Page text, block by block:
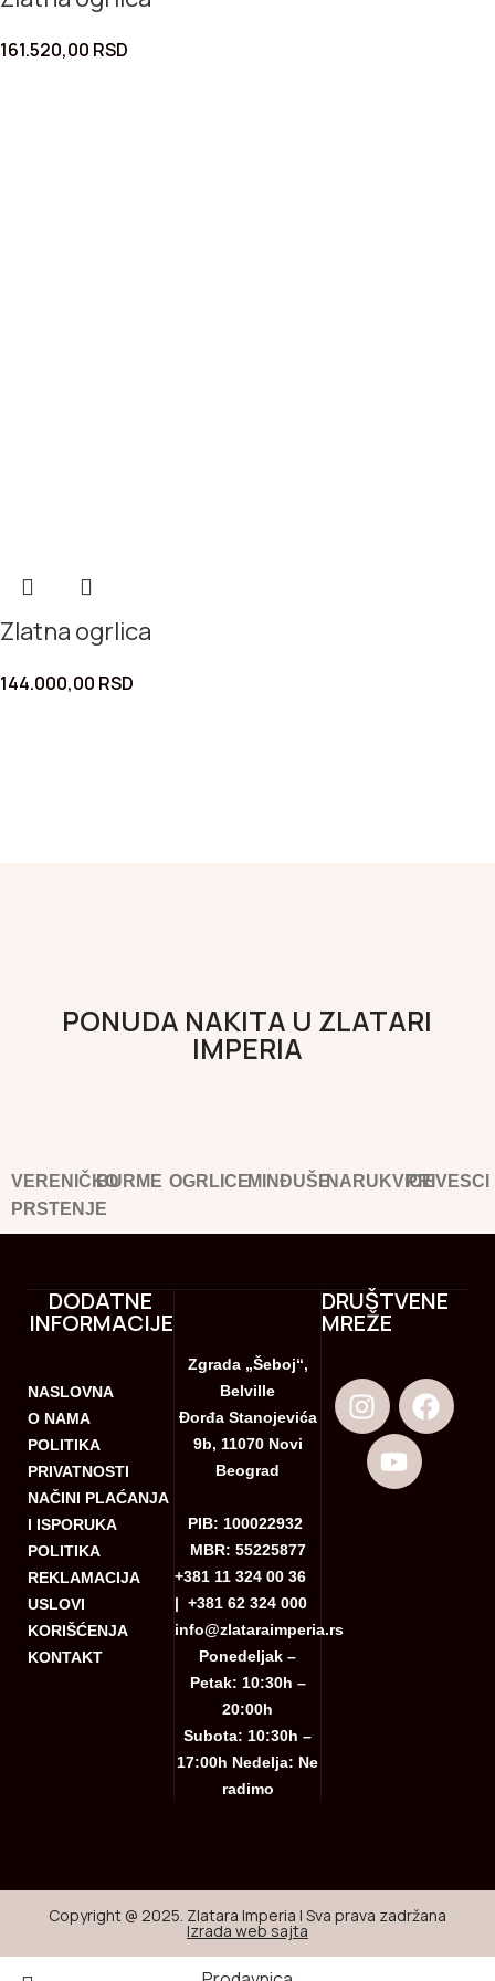
161.520,00 RSD
Zlatna ogrlica
144.000,00 RSD
PONUDA NAKITA U ZLATARI
IMPERIA
VERENIČKO
PRSTENJE
BURME OGRLICEMINĐUŠENARUKVICEPRIVESCI
DODATNE
INFORMACIJE
NASLOVNA
O NAMA
POLITIKA
PRIVATNOSTI
NAČINI PLAĆANJA
I ISPORUKA
POLITIKA
REKLAMACIJA
USLOVI
KORIŠĆENJA
KONTAKT
Zgrada „Šeboj“,
Belville
Đorđa Stanojevića
9b, 11070 Novi
Beograd
PIB: 100022932
MBR: 55225877
+381 11 324 00 36
|+381 62 324 000
info@zlataraimperia.rs
Ponedeljak –
Petak: 10:30h –
20:00h
Subota: 10:30h –
17:00h Nedelja: Ne
radimo
DRUŠTVENE
MREŽE
Copyright @ 2025. Zlatara Imperia | Sva prava zadržana
Izrada web sajta